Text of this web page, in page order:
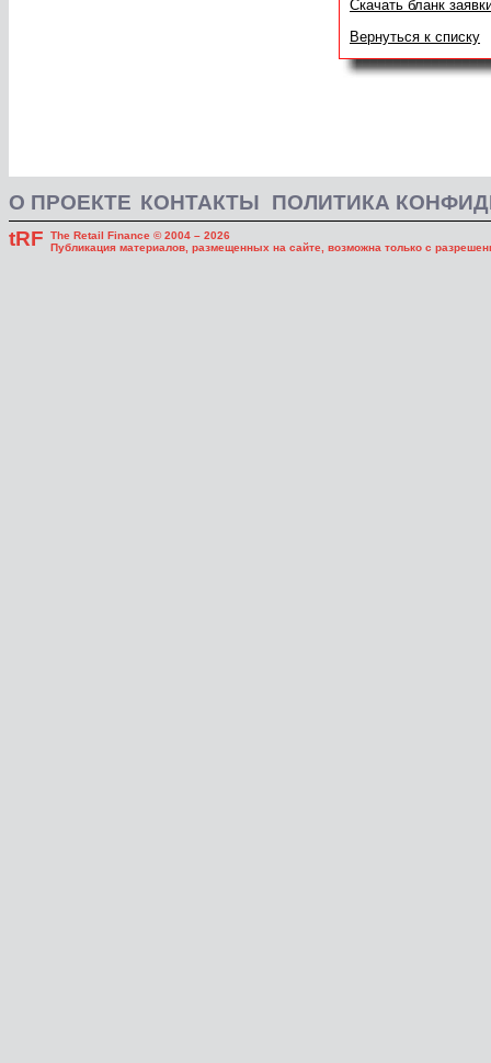
Скачать бланк
Вернуться к списку
О ПРОЕКТЕ КОНТАКТЫ ПОЛИТИКА
The Retail Finance © 2004 – 2026
Публикация материалов, размещенных на сайте, возможна только с
tRF